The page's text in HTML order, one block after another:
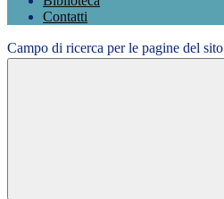
Contatti
Campo di ricerca per le pagine del sito